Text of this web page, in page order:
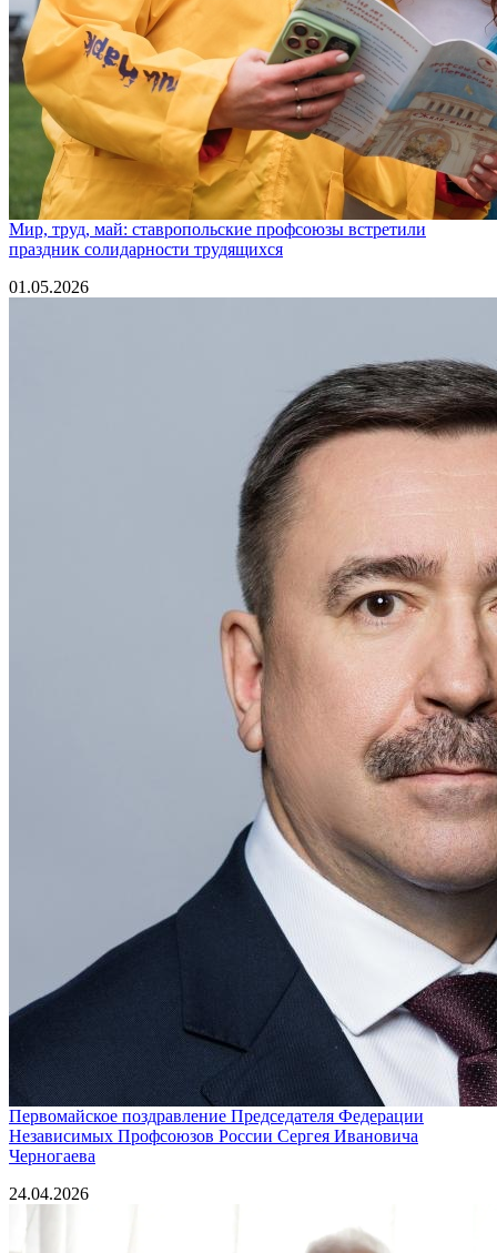
Мир, труд, май: ставропольские профсоюзы встретили
праздник солидарности трудящихся
01.05.2026
Первомайское поздравление Председателя Федерации
Независимых Профсоюзов России Сергея Ивановича
Черногаева
24.04.2026